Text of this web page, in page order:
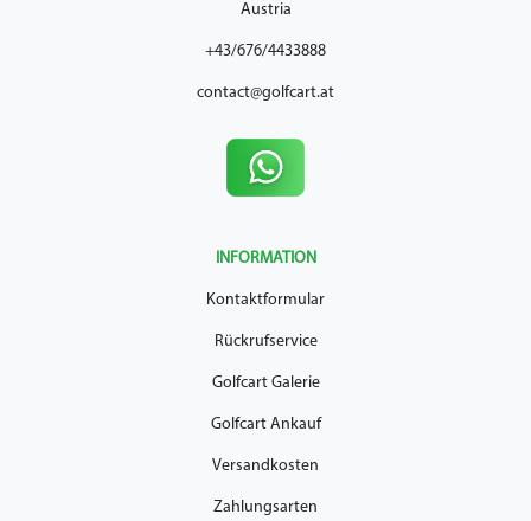
Austria
+43/676/4433888
contact@golfcart.at
INFORMATION
Kontaktformular
Rückrufservice
Golfcart Galerie
Golfcart Ankauf
Versandkosten
Zahlungsarten